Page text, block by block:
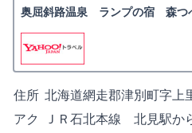
奥屈斜路温泉 ランプの宿 森つ
住所 北海道網走郡津別町字上
アク
ＪＲ石北本線 北見駅か